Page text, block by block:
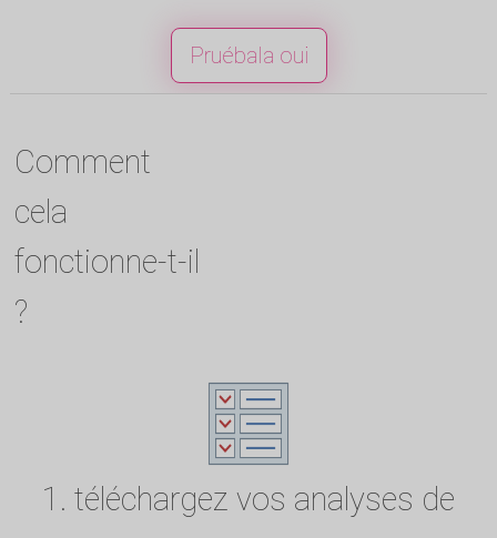
Pruébala oui
Comment
cela
fonctionne-t-il
?
1. téléchargez vos analyses de